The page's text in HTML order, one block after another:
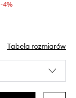
-4%
Tabela rozmiarów